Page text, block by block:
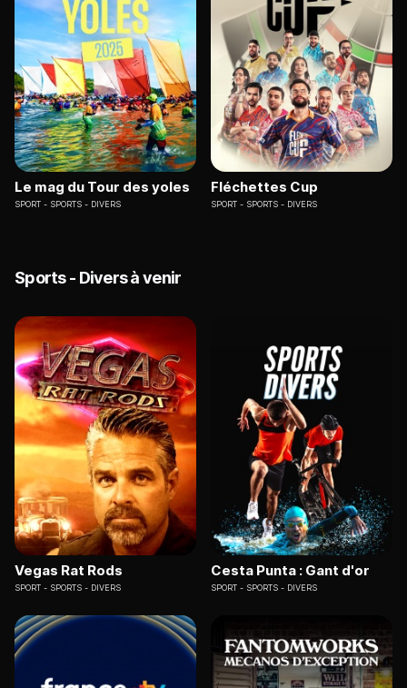
Le mag du Tour des yoles
SPORT SPORTS - DIVERS
Fléchettes Cup
SPORT SPORTS - DIVERS
Sports - Divers à venir
Vegas Rat Rods
SPORT SPORTS - DIVERS
Cesta Punta : Gant d'or
SPORT SPORTS - DIVERS